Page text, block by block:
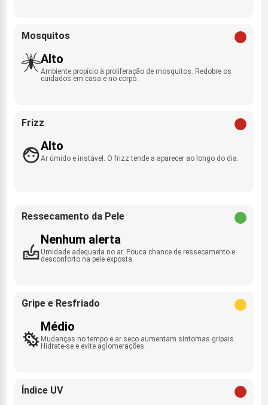
Mosquitos
Alto
Ambiente propício à proliferação de mosquitos. Redobre os
cuidados em casa e no corpo.
Frizz
Alto
Ar úmido e instável. O frizz tende a aparecer ao longo do dia.
Ressecamento da Pele
Nenhum alerta
Umidade adequada no ar. Pouca chance de ressecamento e
desconforto na pele exposta.
Gripe e Resfriado
Médio
Mudanças no tempo e ar seco aumentam sintomas gripais.
Hidrate-se e evite aglomerações.
Índice UV